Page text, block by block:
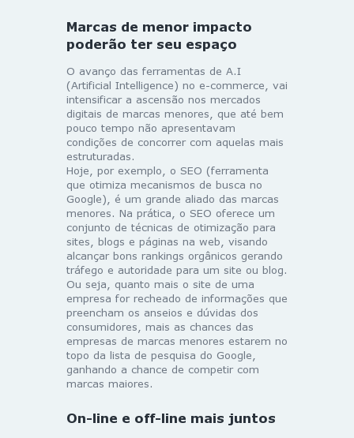
Marcas de menor impacto
poderão ter seu espaço
O avanço das ferramentas de A.I
(Artificial Intelligence) no e-commerce, vai
intensificar a ascensão nos mercados
digitais de marcas menores, que até bem
pouco tempo não apresentavam
condições de concorrer com aquelas mais
estruturadas.
Hoje, por exemplo, o SEO (ferramenta
que otimiza mecanismos de busca no
Google), é um grande aliado das marcas
menores. Na prática, o SEO oferece um
conjunto de técnicas de otimização para
sites, blogs e páginas na web, visando
alcançar bons rankings orgânicos gerando
tráfego e autoridade para um site ou blog.
Ou seja, quanto mais o site de uma
empresa for recheado de informações que
preencham os anseios e dúvidas dos
consumidores, mais as chances das
empresas de marcas menores estarem no
topo da lista de pesquisa do Google,
ganhando a chance de competir com
marcas maiores.
On-line e off-line mais juntos